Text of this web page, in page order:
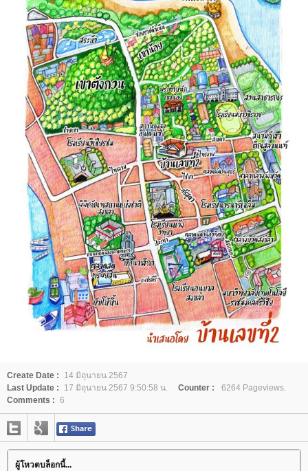
Create Date :
14 มิถุนายน 2567
Last Update :
17 มิถุนายน 2567 9:50:58 น. Counter :
6264 Pageviews.
Comments : 6
ผู้โหวตบล็อกนี้...